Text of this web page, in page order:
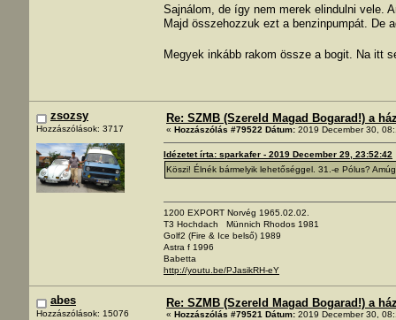
Sajnálom, de így nem merek elindulni vele.
Majd összehozzuk ezt a benzinpumpát. De
Megyek inkább rakom össze a bogit. Na itt
zsozsy
Hozzászólások: 3717
Re: SZMB (Szereld Magad Bogarad!) a
« Hozzászólás #79522 Dátum: 2019 December 30,
Idézetet írta: sparkafer - 2019 December 29, 23:52:42
Köszi! Élnék bármelyik lehetőséggel. 31.-e Pólus?
1200 EXPORT Norvég 1965.02.02.
T3 Hochdach Münnich Rhodos 1981
Golf2 (Fire & Ice belső) 1989
Astra f 1996
Babetta
http://youtu.be/PJasikRH-eY
abes
Hozzászólások: 15076
Re: SZMB (Szereld Magad Bogarad!) a
« Hozzászólás #79521 Dátum: 2019 December 30,